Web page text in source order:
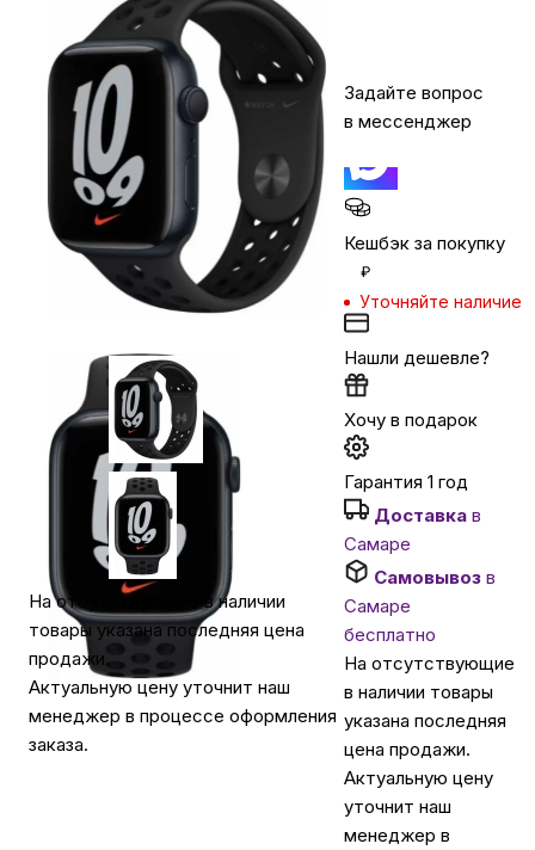
Красота и здоровье
Сумки и чемоданы
Для дома и дачи
LEGO
Для домашних питомцев
Умный дом и безопасность
Автомобильные аксессуары
Сервисный центр Apple в Самаре
Подарочные сертификаты
Аудио
На отсутствующие в наличии
товары указана последняя цена
продажи.
Актуальную цену уточнит наш
менеджер в процессе оформления
заказа.
Задайте вопрос
в мессенджер
Кешбэк за покупку
₽
Уточняйте наличие
Нашли дешевле?
Хочу в подарок
Гарантия 1 год
Доставка в
Самаре
Самовывоз в
Самаре
бесплатно
На отсутствующие
в наличии товары
указана последняя
цена продажи.
Актуальную цену
уточнит наш
менеджер в